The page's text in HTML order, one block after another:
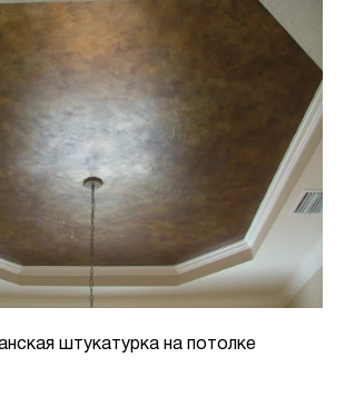
штукатурка на потолке